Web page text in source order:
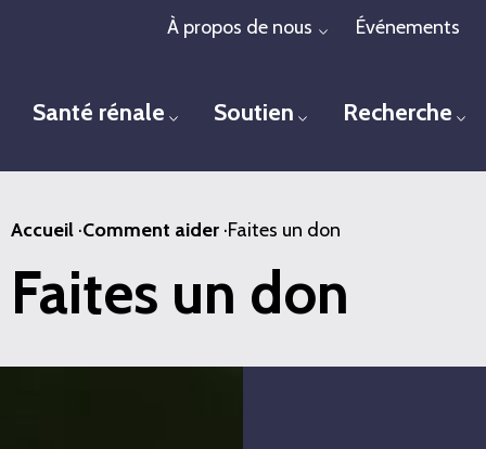
principal
À propos de nous Toggle menu
Événements
Santé rénale Toggle menu
Soutien Toggle menu
Recherche
Accueil ·Comment aider ·Faites un don
Faites un don